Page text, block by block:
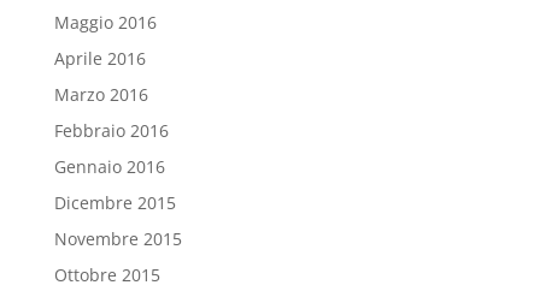
Maggio 2016
Aprile 2016
Marzo 2016
Febbraio 2016
Gennaio 2016
Dicembre 2015
Novembre 2015
Ottobre 2015